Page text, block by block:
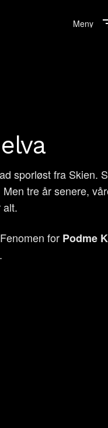
Menu
Close
sporløst fra Skien.
tre år senere,
alt.
for Podme